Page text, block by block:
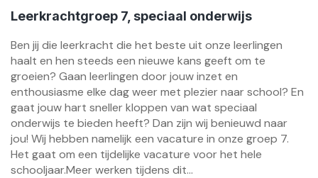
Leerkrachtgroep 7, speciaal onderwijs
Ben jij die leerkracht die het beste uit onze leerlingen
haalt en hen steeds een nieuwe kans geeft om te
groeien? Gaan leerlingen door jouw inzet en
enthousiasme elke dag weer met plezier naar school? En
gaat jouw hart sneller kloppen van wat speciaal
onderwijs te bieden heeft? Dan zijn wij benieuwd naar
jou! Wij hebben namelijk een vacature in onze groep 7.
Het gaat om een tijdelijke vacature voor het hele
schooljaar.Meer werken tijdens dit...